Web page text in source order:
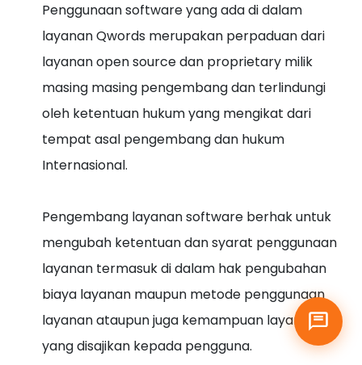
Penggunaan software yang ada di dalam
layanan Qwords merupakan perpaduan dari
layanan open source dan proprietary milik
masing masing pengembang dan terlindungi
oleh ketentuan hukum yang mengikat dari
tempat asal pengembang dan hukum
Internasional.
Pengembang layanan software berhak untuk
mengubah ketentuan dan syarat penggunaan
layanan termasuk di dalam hak pengubahan
biaya layanan maupun metode penggunaan
layanan ataupun juga kemampuan layanan
yang disajikan kepada pengguna.